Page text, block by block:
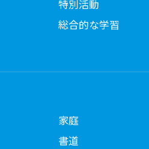
特別活動
総合的な学習
家庭
書道